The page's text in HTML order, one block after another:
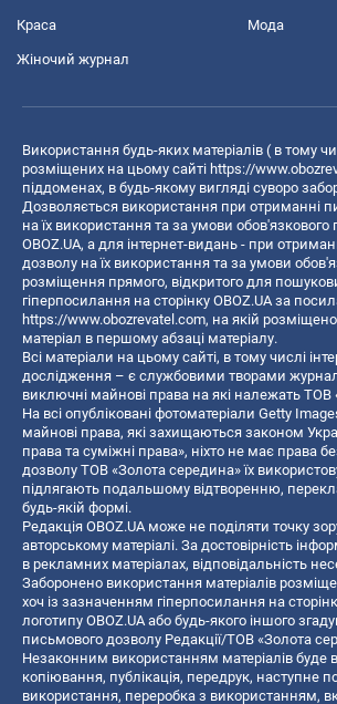
Краса Мода
Жіночий журнал
Використання будь-яких матеріалів ( в тому
розміщених на цьому сайті https://
піддоменах, в будь-якому вигляді суворо
Дозволяється використання при отриманні
на їх використання та за умови
OBOZ.UA, а для інтернет-видань - при
дозволу на їх використання та за умови
розміщення прямого, відкритого для
гіперпосилання на сторінку OBOZ.UA за
https://www.obozrevatel.com, на якій
матеріал в першому абзаці матеріалу.
Всі матеріали на цьому сайті, в тому числі
дослідження – є службовими творами
виключні майнові права на які належать ТОВ
На всі опубліковані фотоматеріали Getty
майнові права, які захищаються законом
права та суміжні права», ніхто не має права
дозволу ТОВ «Золота середина» їх
підлягають подальшому відтворенню,
будь-якій формі.
Редакція OBOZ.UA може не поділяти точку
авторському матеріалі. За достовірність
в рекламних матеріалах, відповідальність
Заборонено використання матеріалів
хоч із зазначенням гіперпосилання на
логотипу OBOZ.UA або будь-якого іншого
письмового дозволу Редакції/ТОВ «Золота
Незаконним використанням матеріалів буде
копiювання, публiкацiя, передрук, наступне
використання, переробка з використанням,